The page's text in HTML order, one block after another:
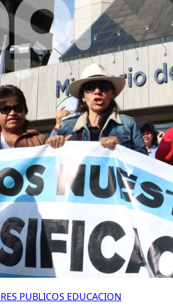
PUBLICOS EDUCACION